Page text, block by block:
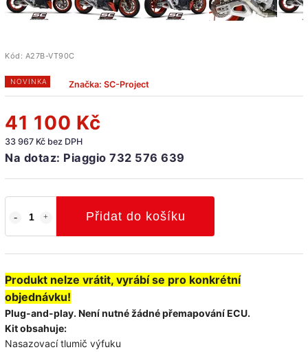
Kód: A27B-VT90C
NOVINKA Značka: SC-Project
41 100 Kč
33 967 Kč bez DPH
Na dotaz: Piaggio 732 576 639
Přidat do košíku
Produkt nelze vrátit, vyrábí se pro konkrétní
objednávku!
Plug-and-play. Není nutné žádné přemapování ECU.
Kit obsahuje:
Nasazovací tlumič výfuku